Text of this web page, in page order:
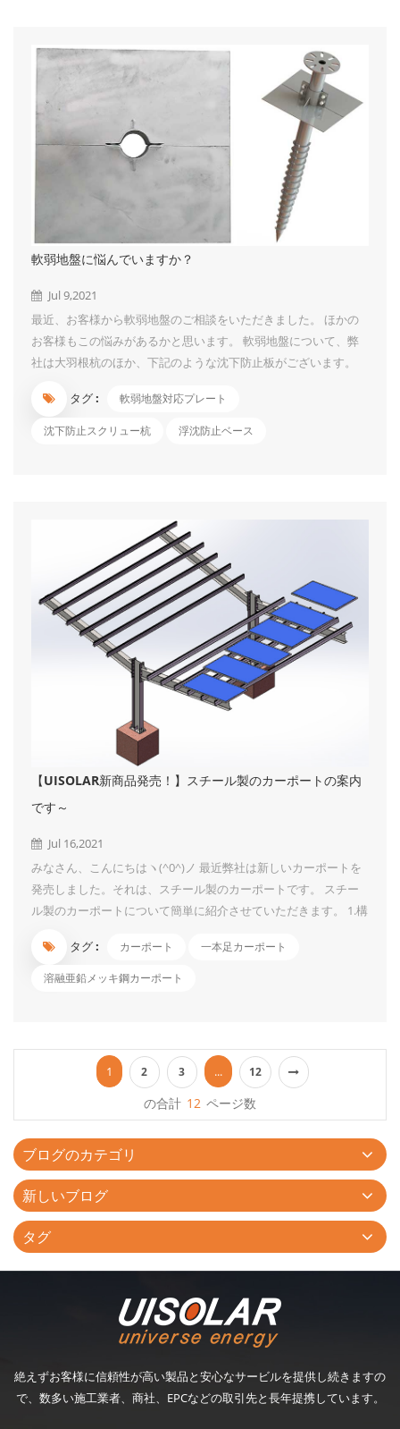
は事前に積載図を書きます。積載図に従って作業するため、各パ
レットの位置も分かっています。荷下ろしに対して非常に便利で
す。 小部品でも長い部材でも運送中に傷しないようにいろいろ
工夫をしております。 信頼できるよう...
軟弱地盤に悩んでいますか？
Jul 9,2021
最近、お客様から軟弱地盤のご相談をいただきました。 ほかの
お客様もこの悩みがあるかと思います。 軟弱地盤について、弊
社は大羽根杭のほか、下記のような沈下防止板がございます。
杭専用部品です。 特に軟弱地盤などの柔らかいところで杭を設
置するには沈み込み防止効果が効きます。 軟弱地盤の天敵で、
タグ : 軟弱地盤対応プレート
沈下防止スクリュー杭 浮沈防止ベース
【UISOLAR新商品発売！】スチール製のカーポートの案内
です～
Jul 16,2021
みなさん、こんにちはヽ(^0^)ノ 最近弊社は新しいカーポートを
発売しました。それは、スチール製のカーポートです。 スチー
ル製のカーポートについて簡単に紹介させていただきます。 1.構
者にも楽に駐車できます。 2.最大風速60 m / s、高さはおよそ3 -
4 mまで設計できます。 3.二重カーポート構造は、同じ条件でよ
お問い合わせください。...
タグ : カーポート 一本足カーポート
溶融亜鉛メッキ鋼カーポート
1 2 3 ... 12
の合計 12 ページ数
ブログのカテゴリ
新しいブログ
タグ
絶えずお客様に信頼性が高い製品と安心なサービルを提供し続きますの
で、数多い施工業者、商社、EPCなどの取引先と長年提携しています。